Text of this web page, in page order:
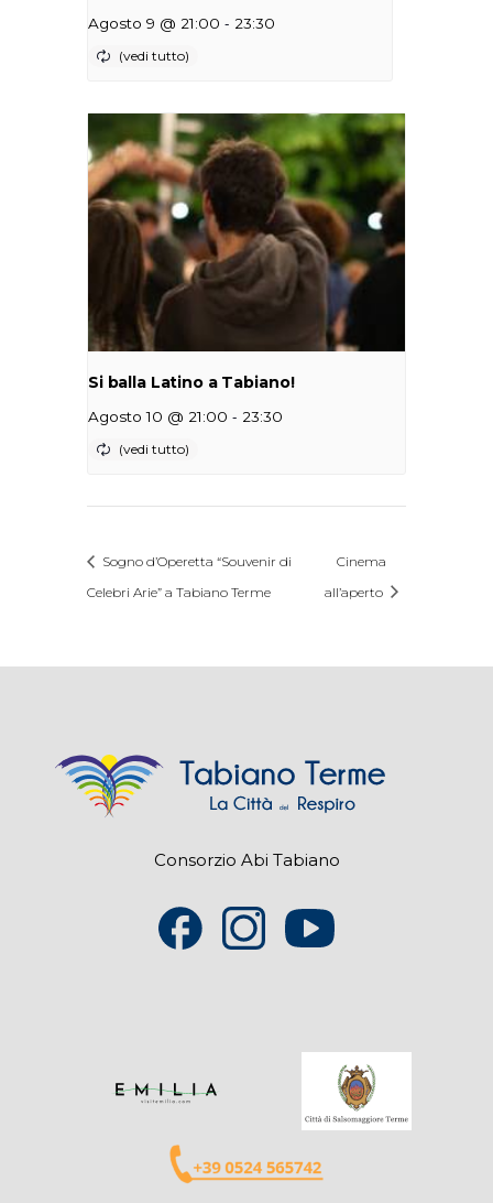
Agosto 9 @ 21:00 - 23:30
Si balla Latino a Tabiano!
Agosto 10 @ 21:00 - 23:30
Sogno d’Operetta “Souvenir di
Celebri Arie” a Tabiano Terme
Cinema
all’aperto
Consorzio Abi Tabiano